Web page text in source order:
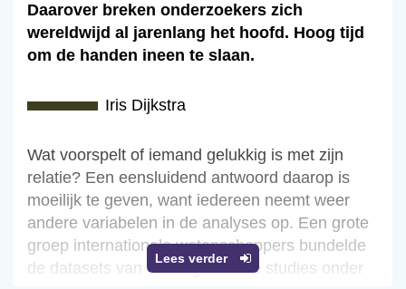
Lees verder
Daarover breken onderzoekers zich
wereldwijd al jarenlang het hoofd. Hoog tijd
om de handen ineen te slaan.
Iris Dijkstra
Wat voorspelt of iemand gelukkig is met zijn
relatie? Een eensluidend antwoord daarop is
moeilijk te geven, want iedereen neemt weer
andere variabelen in de analyses op. Een grote
groep internationale wetenschappers bundelde
de datasets van 43 longitudinale studies onder